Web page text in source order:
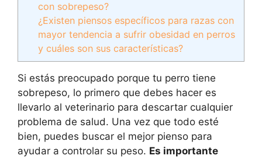
con sobrepeso?
¿Existen piensos específicos para razas con
mayor tendencia a sufrir obesidad en perros
y cuáles son sus características?
Si estás preocupado porque tu perro tiene
sobrepeso, lo primero que debes hacer es
llevarlo al veterinario para descartar cualquier
problema de salud. Una vez que todo esté
bien, puedes buscar el mejor pienso para
ayudar a controlar su peso. Es importante